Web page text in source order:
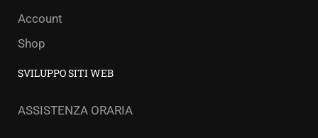
Account
Shop
SVILUPPO SITI WEB
ASSISTENZA ORARIA